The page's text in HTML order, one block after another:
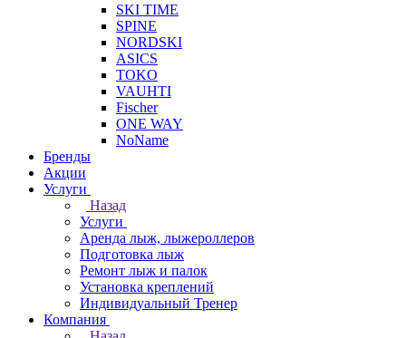
SKI TIME
SPINE
NORDSKI
ASICS
TOKO
VAUHTI
Fischer
ONE WAY
NoName
Бренды
Акции
Услуги
Назад
Услуги
Аренда лыж, лыжероллеров
Подготовка лыж
Ремонт лыж и палок
Установка креплений
Индивидуальный Тренер
Компания